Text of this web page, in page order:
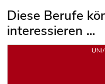
Diese Berufe
interessieren ...
Uber weitere